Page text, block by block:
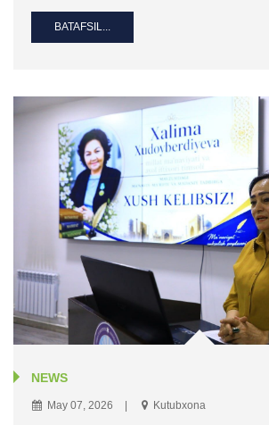
BATAFSIL...
NEWS
May 07, 2026 Kutubxona